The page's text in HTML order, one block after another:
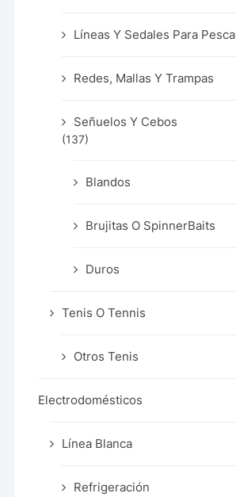
Líneas Y Sedales Para Pesca
Redes, Mallas Y Trampas
Señuelos Y Cebos
(137)
Blandos
Brujitas O SpinnerBaits
Duros
Tenis O Tennis
Otros Tenis
Electrodomésticos
Línea Blanca
Refrigeración